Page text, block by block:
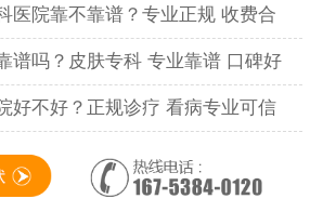
医院靠不靠谱？专业正规 收费合
谱吗？皮肤专科 专业靠谱 口碑好
好不好？正规诊疗 看病专业可信